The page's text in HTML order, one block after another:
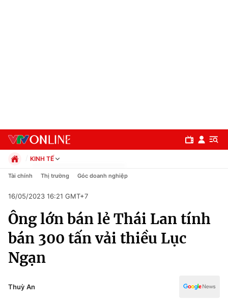
Chuyên mục
Chính trị
Xã hội
Pháp luật
KINH TẾ
Chính trị
Pháp luật
Kinh tế
Thể thao
Truyền hình
Văn hóa - Giải trí
Tài chính Thị trường Góc doanh nghiệp
16/05/2023 16:21 GMT+7
Ông lớn bán lẻ Thái Lan tính
bán 300 tấn vải thiều Lục
Ngạn
Thuỳ An